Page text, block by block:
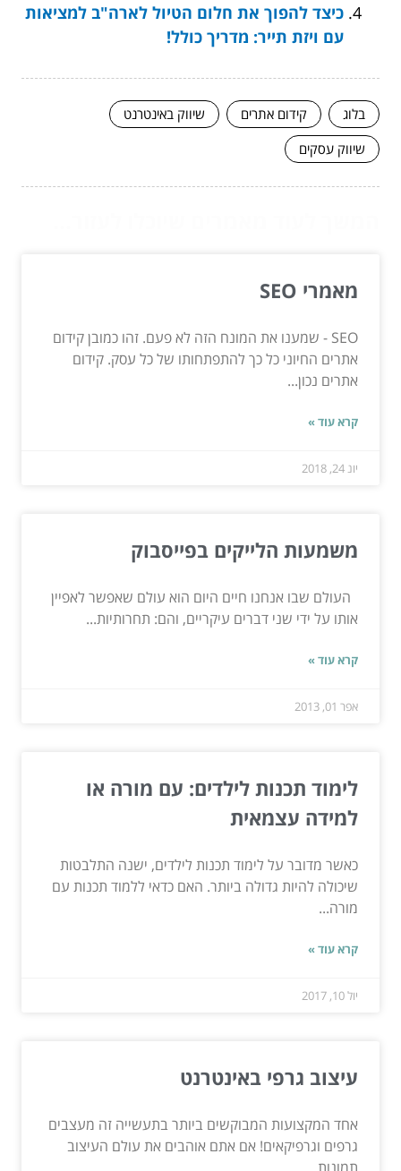
כיצד להפוך את חלום הטיול לארה"ב למציאות
עם ויזת תייר: מדריך כולל!
בלוג קידום אתרים
שיווק באינטרנט
שיווק עסקים
מאמרי SEO
SEO - שמענו את המונח הזה לא פעם. זהו כמובן קידום
אתרים החיוני כל כך להתפתחותו של כל עסק. קידום
אתרים נכון...
קרא עוד »
יונ 24, 2018
משמעות הלייקים בפייסבוק
העולם שבו אנחנו חיים היום הוא עולם שאפשר לאפיין
אותו על ידי שני דברים עיקריים, והם: תחרותיות...
קרא עוד »
אפר 01, 2013
לימוד תכנות לילדים: עם מורה או
למידה עצמאית
כאשר מדובר על לימוד תכנות לילדים, ישנה התלבטות
שיכולה להיות גדולה ביותר. האם כדאי ללמוד תכנות עם
מורה...
קרא עוד »
יול 10, 2017
עיצוב גרפי באינטרנט
אחד המקצועות המבוקשים ביותר בתעשייה זה מעצבים
גרפים וגרפיקאים! אם אתם אוהבים את עולם העיצוב